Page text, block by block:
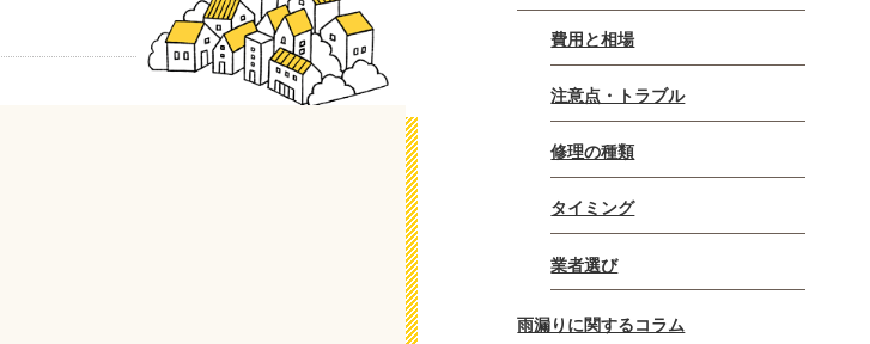
費用と相場
注意点・トラブル
修理の種類
タイミング
業者選び
雨漏りに関するコラム